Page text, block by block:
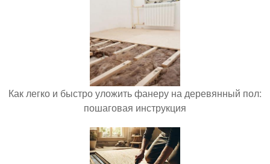
Как легко и быстро уложить фанеру на деревянный пол:
пошаговая инструкция